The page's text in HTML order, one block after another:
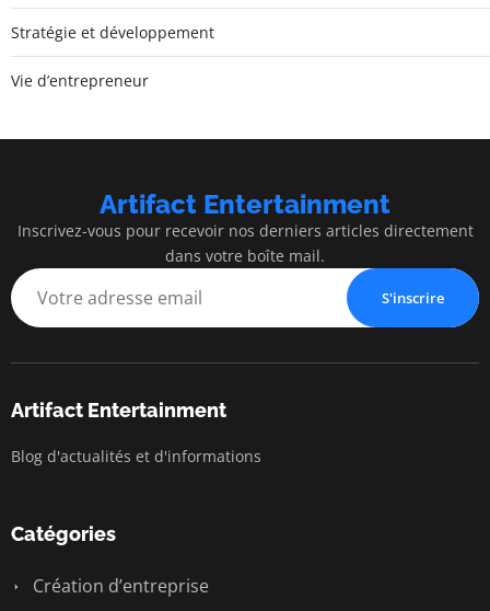
Stratégie et développement
Vie d’entrepreneur
Artifact Entertainment
Inscrivez-vous pour recevoir nos derniers articles directement
dans votre boîte mail.
S'inscrire
Artifact Entertainment
Blog d'actualités et d'informations
Catégories
Création d’entreprise